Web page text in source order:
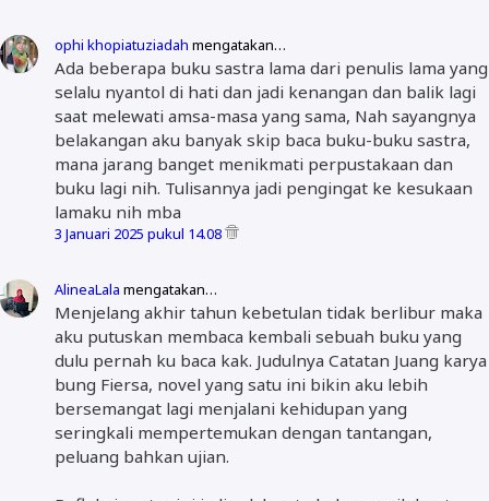
ophi khopiatuziadah mengatakan…
Ada beberapa buku sastra lama dari penulis lama yang
selalu nyantol di hati dan jadi kenangan dan balik lagi
saat melewati amsa-masa yang sama, Nah sayangnya
belakangan aku banyak skip baca buku-buku sastra,
mana jarang banget menikmati perpustakaan dan
buku lagi nih. Tulisannya jadi pengingat ke kesukaan
lamaku nih mba
3 Januari 2025 pukul 14.08
AlineaLala mengatakan…
Menjelang akhir tahun kebetulan tidak berlibur maka
aku putuskan membaca kembali sebuah buku yang
dulu pernah ku baca kak. Judulnya Catatan Juang karya
bung Fiersa, novel yang satu ini bikin aku lebih
bersemangat lagi menjalani kehidupan yang
seringkali mempertemukan dengan tantangan,
peluang bahkan ujian.